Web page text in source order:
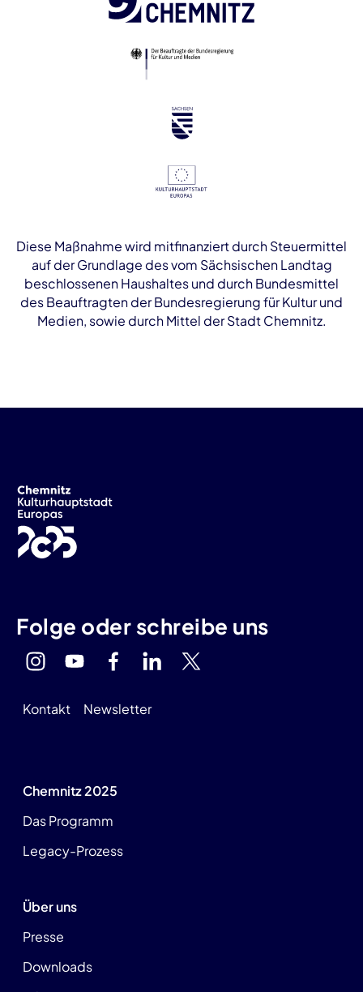
Diese Maßnahme wird mitfinanziert durch Steuermittel
auf der Grundlage des vom Sächsischen Landtag
beschlossenen Haushaltes und durch Bundesmittel
des Beauftragten der Bundesregierung für Kultur und
Medien, sowie durch Mittel der Stadt Chemnitz.
Folge oder schreibe uns
Kontakt Newsletter
Chemnitz 2025
Das Programm
Legacy-Prozess
Über uns
Presse
Downloads